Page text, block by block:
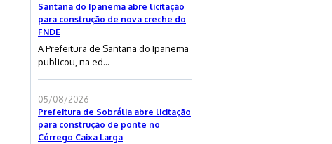
Santana do Ipanema abre licitação
para construção de nova creche do
FNDE
A Prefeitura de Santana do Ipanema
publicou, na ed...
05/08/2026
Prefeitura de Sobrália abre licitação
para construção de ponte no
Córrego Caixa Larga